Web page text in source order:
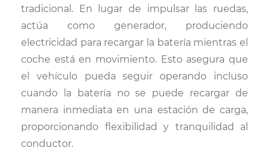
tradicional. En lugar de impulsar las ruedas,
actúa como generador, produciendo
electricidad para recargar la batería mientras el
coche está en movimiento. Esto asegura que
el vehículo pueda seguir operando incluso
cuando la batería no se puede recargar de
manera inmediata en una estación de carga,
proporcionando flexibilidad y tranquilidad al
conductor.